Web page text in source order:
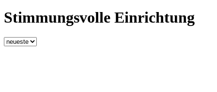
Stimmungsvolle Einrichtung